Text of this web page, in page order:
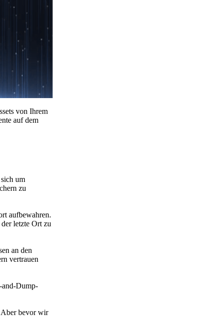
von Ihrem
auf dem
um
zu
aufbewahren.
letzte Ort zu
an den
vertrauen
and-Dump-
bevor wir